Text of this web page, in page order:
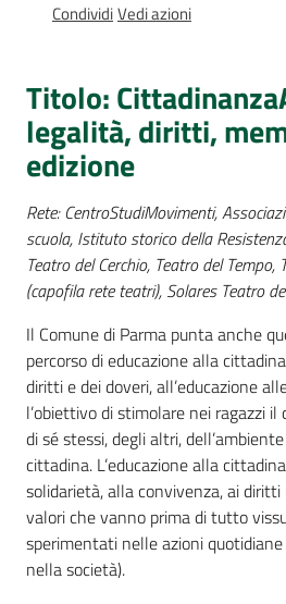
itineranti
Percorsi
sulla
Seguici
CondividiVedi azioni
Titolo:
legalità, diritti,
edizione
Rete: CentroStudiMovimenti,
scuola, Istituto storico della
Teatro del Cerchio, Teatro del
(capofila rete teatri), Solares Teatro
Il Comune di Parma punta anche
percorso di educazione alla
diritti e dei doveri, all’educazione
l’obiettivo di stimolare nei ragazzi
di sé stessi, degli altri,
cittadina. L’educazione alla
solidarietà, alla convivenza, ai
valori che vanno prima di tutto
sperimentati nelle azioni
nella società).